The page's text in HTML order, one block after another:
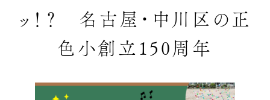
ッ！？ 名古屋・中川区の正
色小創立150周年